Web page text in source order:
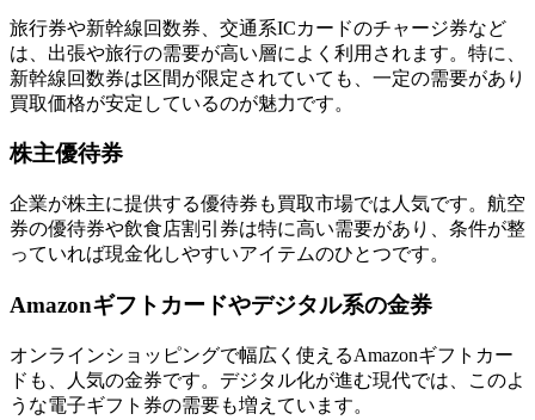
旅行券や新幹線回数券、交通系ICカードのチャージ券など
は、出張や旅行の需要が高い層によく利用されます。特に、
新幹線回数券は区間が限定されていても、一定の需要があり
買取価格が安定しているのが魅力です。
株主優待券
企業が株主に提供する優待券も買取市場では人気です。航空
券の優待券や飲食店割引券は特に高い需要があり、条件が整
っていれば現金化しやすいアイテムのひとつです。
Amazonギフトカードやデジタル系の金券
オンラインショッピングで幅広く使えるAmazonギフトカー
ドも、人気の金券です。デジタル化が進む現代では、このよ
うな電子ギフト券の需要も増えています。